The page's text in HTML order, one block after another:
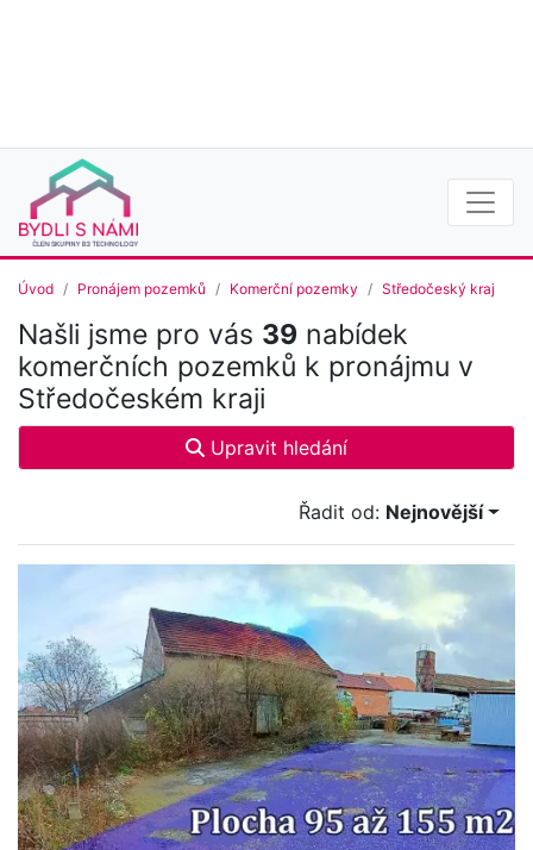
Úvod Pronájem pozemků Komerční pozemky Středočeský kraj
Našli jsme pro vás 39 nabídek
komerčních pozemků k pronájmu v
Středočeském kraji
Upravit hledání
Řadit od: Nejnovější